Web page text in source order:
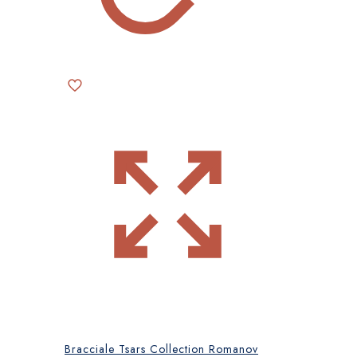
Bracciale Tsars Collection Romanov